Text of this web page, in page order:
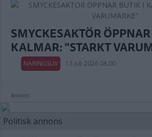
SMYCKESAKTÖR
KALMAR: "STARKT
NÄRINGSLIV 13 juli 2026 08.00
Annons:
Politisk annons